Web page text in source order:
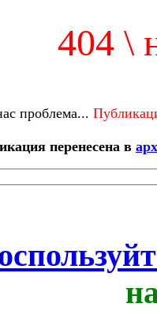
404 \
проблема...
перенесена в